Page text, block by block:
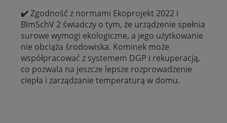
✔️Zgodność z normami Ekoprojekt 2022 i
BImSchV 2 świadczy o tym, że urządzenie spełnia
surowe wymogi ekologiczne, a jego użytkowanie
nie obciąża środowiska. Kominek może
współpracować z systemem DGP i rekuperacją,
co pozwala na jeszcze lepsze rozprowadzenie
ciepła i zarządzanie temperaturą w domu.